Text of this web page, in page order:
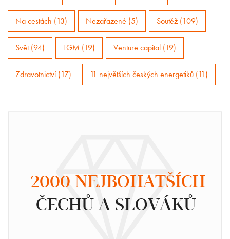
Na cestách (13) Nezařazené (5) Soutěž (109)
Svět (94) TGM (19) Venture capital (19)
Zdravotnictví (17) 11 největších českých energetiků (11)
2000 NEJBOHATŠÍCH
ČECHŮ A SLOVÁKŮ